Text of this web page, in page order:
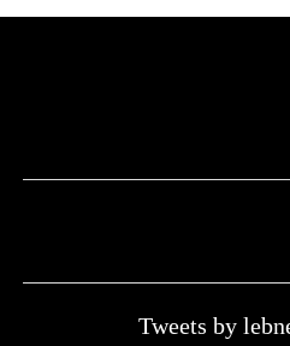
Tweets by